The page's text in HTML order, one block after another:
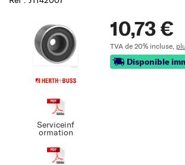
Serviceinf
ormation
10,73 €
TVA de 20% incluse,
Disponible